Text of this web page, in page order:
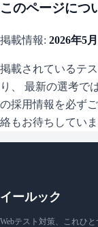
このページにつ
掲載情報: 2026年5月
掲載されているテ
り、 最新の選考で
の採用情報を必ず
絡もお待ちしていま
イールック
Webテスト対策、これひと